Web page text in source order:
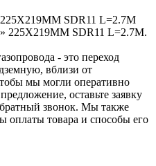
225Х219ММ SDR11 L=2.7М
225Х219ММ SDR11 L=2.7М.
- это переход
вблизи от
мы могли оперативно
оставьте заявку
звонок. Мы также
оплаты товара и способы его